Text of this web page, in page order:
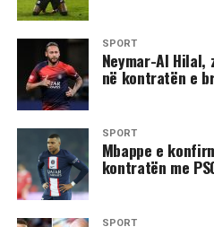
SPORT
​Neymar-Al
në kontratën e
SPORT
Mbappe e
kontratën me
SPORT